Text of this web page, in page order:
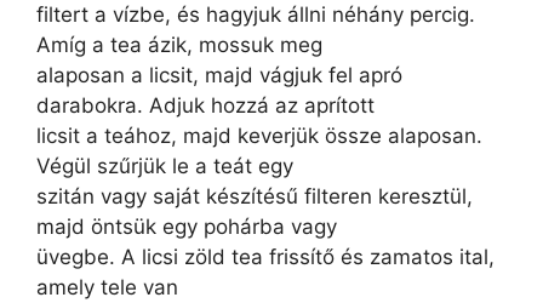
filtert a vízbe, és hagyjuk állni néhány percig.
Amíg a tea ázik, mossuk meg
alaposan a licsit, majd vágjuk fel apró
darabokra. Adjuk hozzá az aprított
licsit a teához, majd keverjük össze alaposan.
Végül szűrjük le a teát egy
szitán vagy saját készítésű filteren keresztül,
majd öntsük egy pohárba vagy
üvegbe. A licsi zöld tea frissítő és zamatos ital,
amely tele van